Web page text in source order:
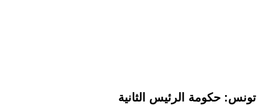
تونس: حكومة الرئيس الثانية